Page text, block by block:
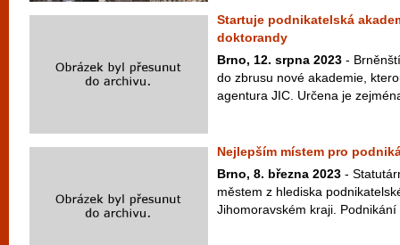
Startuje podnikatelská
doktorandy
Brno, 12. srpna 2023 -
do zbrusu nové akademie,
agentura JIC. Určena je
Nejlepším místem pro
Brno, 8. března 2023 -
městem z hlediska
Jihomoravském kraji.